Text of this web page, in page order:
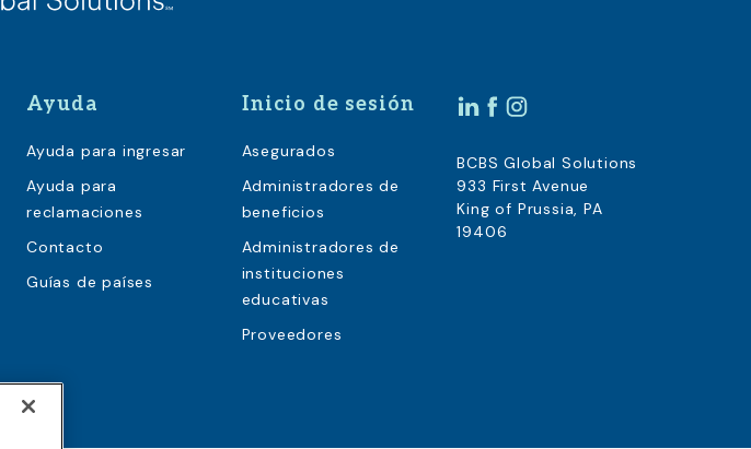
Ayuda
Ayuda para ingresar
Ayuda para
reclamaciones
Contacto
Guías de países
Inicio de sesión
Asegurados
Administradores de
beneficios
Administradores de
instituciones
educativas
Proveedores
BCBS Global Solutions
933 First Avenue
King of Prussia, PA
19406